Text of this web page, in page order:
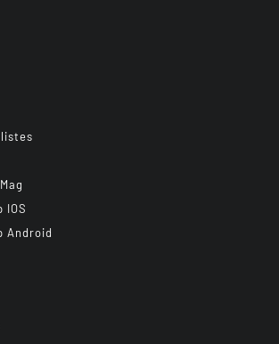
IOS
Android